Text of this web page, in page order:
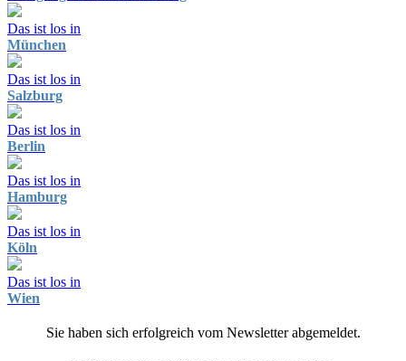
Das ist los in
München
Das ist los in
Salzburg
Das ist los in
Berlin
Das ist los in
Hamburg
Das ist los in
Köln
Das ist los in
Wien
Sie haben sich erfolgreich vom Newsletter abgemeldet.